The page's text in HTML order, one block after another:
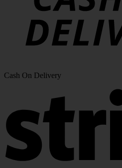
Cash On Delivery